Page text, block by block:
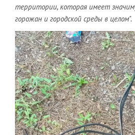
территории, которая имеет
горожан и городской среды в целом".